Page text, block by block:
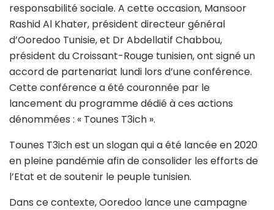
responsabilité sociale. A cette occasion, Mansoor
Rashid Al Khater, président directeur général
d’Ooredoo Tunisie, et Dr Abdellatif Chabbou,
président du Croissant-Rouge tunisien, ont signé un
accord de partenariat lundi lors d’une conférence.
Cette conférence a été couronnée par le
lancement du programme dédié à ces actions
dénommées : « Tounes T3ich ».
Tounes T3ich est un slogan qui a été lancée en 2020
en pleine pandémie afin de consolider les efforts de
l’Etat et de soutenir le peuple tunisien.
Dans ce contexte, Ooredoo lance une campagne